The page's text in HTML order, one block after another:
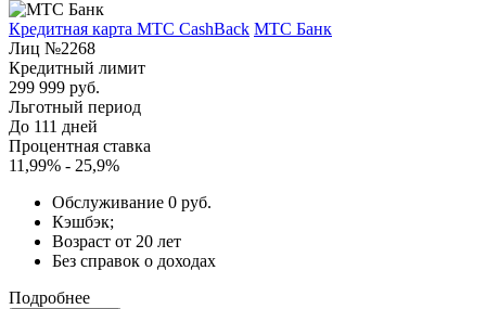
Кредитная карта МТС CashBack МТС Банк
Лиц №2268
Кредитный лимит
299 999 руб.
Льготный период
До 111 дней
Процентная ставка
11,99% - 25,9%
Обслуживание 0 руб.
Кэшбэк;
Возраст от 20 лет
Без справок о доходах
Подробнее